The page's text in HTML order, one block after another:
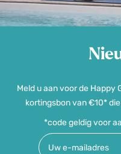
Meld u aan voor de Happy
kortingsbon van €10*
*code geldig voor